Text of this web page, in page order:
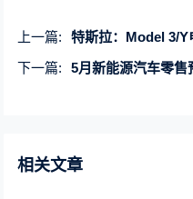
上一篇:
特斯拉：Model 3/Y电池设
下一篇:
5月新能源汽车零售预
相关文章